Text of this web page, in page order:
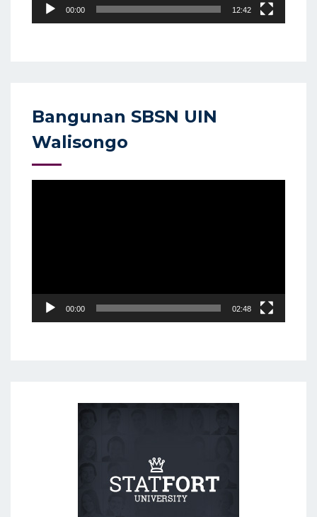
00:00 12:42
Bangunan SBSN UIN
Walisongo
00:00 02:48